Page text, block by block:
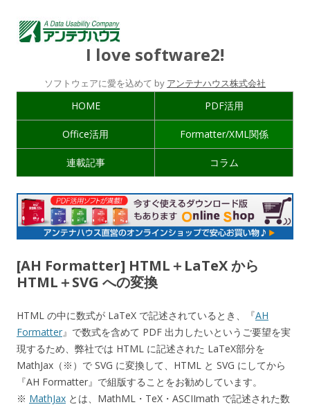
I love software2!
ソフトウェアに愛を込めて by アンテナハウス株式会社
HOME PDF活用
Office活用 Formatter/XML関係
連載記事 コラム
[AH Formatter] HTML＋LaTeX から
HTML＋SVG への変換
HTML の中に数式が LaTeX で記述されているとき、『AH
Formatter』で数式を含めて PDF 出力したいというご要望を実
現するため、弊社では HTML に記述された LaTeX部分を
MathJax（※）で SVG に変換して、HTML と SVG にしてから
『AH Formatter』で組版することをお勧めしています。
※ MathJax とは、MathML・TeX・ASCIImath で記述された数